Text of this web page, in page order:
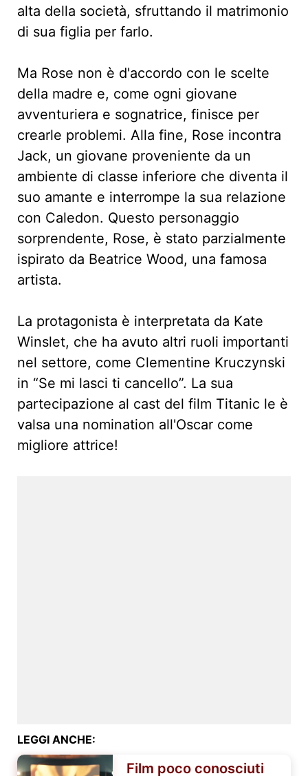
alta della società, sfruttando il matrimonio
di sua figlia per farlo.
Ma Rose non è d'accordo con le scelte
della madre e, come ogni giovane
avventuriera e sognatrice, finisce per
crearle problemi. Alla fine, Rose incontra
Jack, un giovane proveniente da un
ambiente di classe inferiore che diventa il
suo amante e interrompe la sua relazione
con Caledon. Questo personaggio
sorprendente, Rose, è stato parzialmente
ispirato da Beatrice Wood, una famosa
artista.
La protagonista è interpretata da Kate
Winslet, che ha avuto altri ruoli importanti
nel settore, come Clementine Kruczynski
in “Se mi lasci ti cancello”. La sua
partecipazione al cast del film Titanic le è
valsa una nomination all'Oscar come
migliore attrice!
LEGGI ANCHE:
Film poco conosciuti